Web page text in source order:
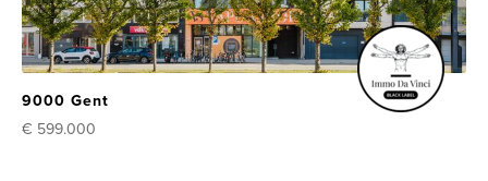
9000 Gent
€ 599.000